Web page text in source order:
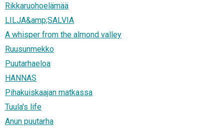
Rikkaruohoelämää
LILJA&amp;SALVIA
A whisper from the almond valley
Ruusunmekko
Puutarhaeloa
HANNAS
Pihakuiskaajan matkassa
Tuula's life
Anun puutarha